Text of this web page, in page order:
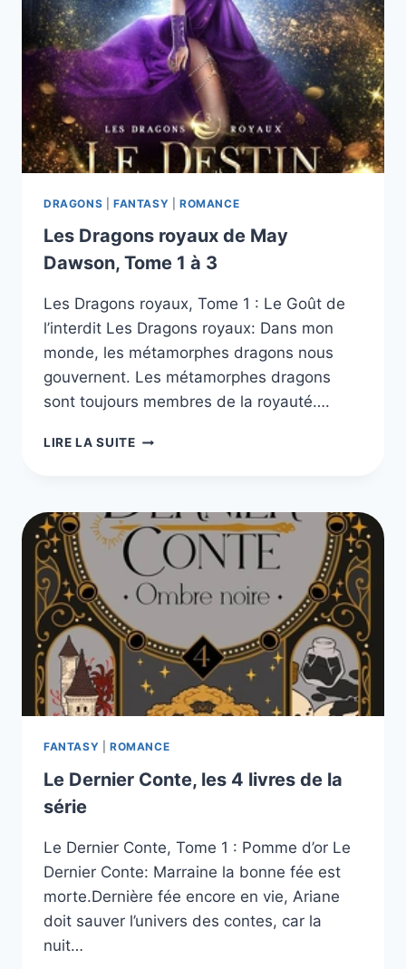
À
3
DRAGONS FANTASY ROMANCE
Les Dragons royaux de May
Dawson, Tome 1 à 3
Les Dragons royaux, Tome 1 : Le Goût de
l’interdit Les Dragons royaux: Dans mon
monde, les métamorphes dragons nous
gouvernent. Les métamorphes dragons
sont toujours membres de la royauté….
LIRE LA SUITELES
MAY
DAWSON,
TOME
1
À
3
FANTASY ROMANCE
Le Dernier Conte, les 4 livres de la
série
Le Dernier Conte, Tome 1 : Pomme d’or Le
Dernier Conte: Marraine la bonne fée est
morte.Dernière fée encore en vie, Ariane
doit sauver l’univers des contes, car la
nuit…